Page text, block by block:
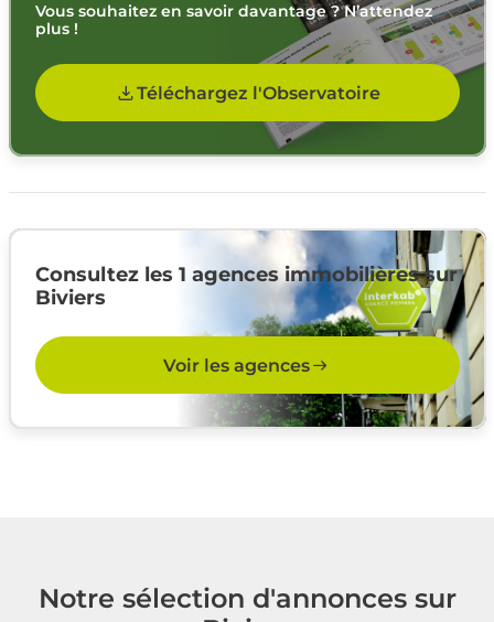
Vous souhaitez en savoir davantage ? N’attendez
plus !
Téléchargez l'Observatoire
Consultez les 1 agences immobilières sur
Biviers
Voir les agences
Notre sélection d'annonces sur